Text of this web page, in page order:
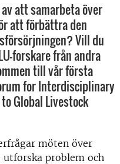
att samarbeta över
att förbättra den
Vill du
forskare från andra
till vår första
for Interdisciplinary
Global Livestock
möten över
problem och